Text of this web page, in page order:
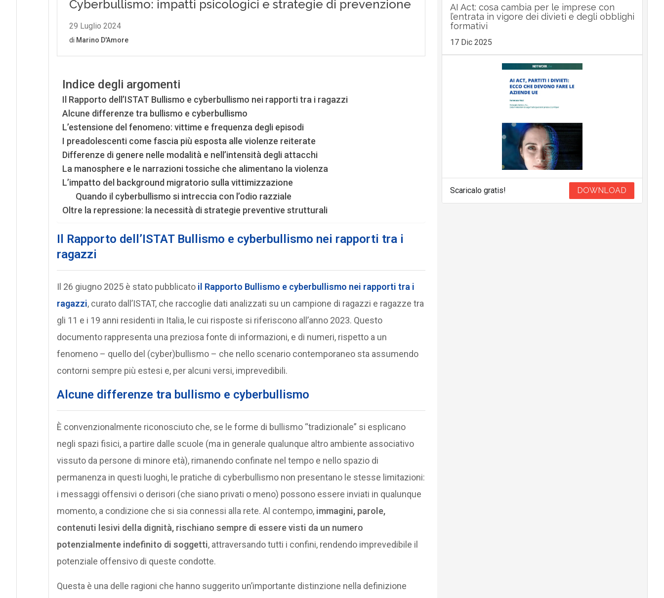
Indice degli argomenti
Il Rapporto dell’ISTAT Bullismo e cyberbullismo nei rapporti tra i ragazzi
Alcune differenze tra bullismo e cyberbullismo
L’estensione del fenomeno: vittime e frequenza degli episodi
I preadolescenti come fascia più esposta alle violenze reiterate
Differenze di genere nelle modalità e nell’intensità degli attacchi
La manosphere e le narrazioni tossiche che alimentano la violenza
L’impatto del background migratorio sulla vittimizzazione
Quando il cyberbullismo si intreccia con l’odio razziale
Oltre la repressione: la necessità di strategie preventive strutturali
Il Rapporto dell’ISTAT Bullismo e cyberbullismo nei rapporti tra i
ragazzi
Il 26 giugno 2025 è stato pubblicatoil Rapporto Bullismo e cyberbullismo nei rapporti tra i
ragazzi, curato dall’ISTAT, che raccoglie dati analizzati su un campione di ragazzi e ragazze tra
gli 11 e i 19 anni residenti in Italia, le cui risposte si riferiscono all’anno 2023. Questo
documento rappresenta una preziosa fonte di informazioni, e di numeri, rispetto a un
fenomeno – quello del (cyber)bullismo – che nello scenario contemporaneo sta assumendo
contorni sempre più estesi e, per alcuni versi, imprevedibili.
Alcune differenze tra bullismo e cyberbullismo
È convenzionalmente riconosciuto che, se le forme di bullismo “tradizionale” si esplicano
negli spazi fisici, a partire dalle scuole (ma in generale qualunque altro ambiente associativo
vissuto da persone di minore età), rimanendo confinate nel tempo e nello spazio di
permanenza in questi luoghi, le pratiche di cyberbullismo non presentano le stesse limitazioni:
i messaggi offensivi o derisori (che siano privati o meno) possono essere inviati in qualunque
momento, a condizione che si sia connessi alla rete. Al contempo, immagini, parole,
contenuti lesivi della dignità, rischiano sempre di essere visti da un numero
potenzialmente indefinito di soggetti, attraversando tutti i confini, rendendo imprevedibile il
potenziale offensivo di queste condotte.
Questa è una delle ragioni che hanno suggerito un’importante distinzione nella definizione
AI Act: cosa cambia per le imprese con
l’entrata in vigore dei divieti e degli obblighi
formativi
17 Dic 2025
Scaricalo gratis! DOWNLOAD